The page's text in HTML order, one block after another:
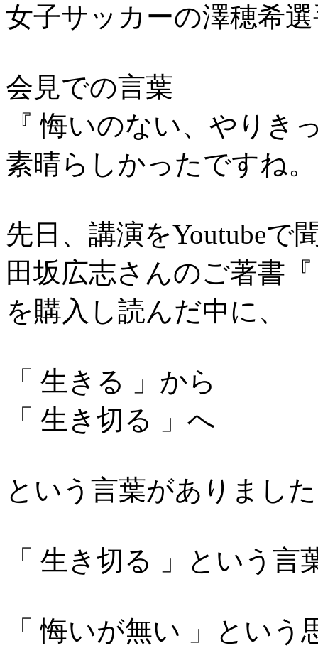
女子サッカーの澤穂希
会見での言葉
『 悔いのない、やりき
素晴らしかったですね。
先日、講演をYoutubeで
田坂広志さんのご著書
を購入し読んだ中に、
「 生きる 」から
「 生き切る 」へ
という言葉がありまし
「 生き切る 」という
「 悔いが無い 」という